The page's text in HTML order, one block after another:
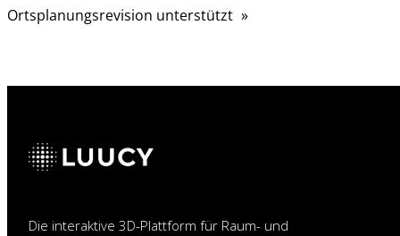
Ortsplanungsrevision unterstützt »
Die interaktive 3D-Plattform für Raum- und